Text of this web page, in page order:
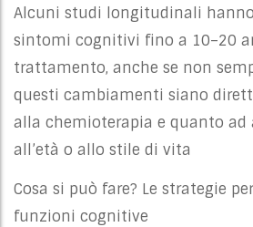
Alcuni studi longitudinali
sintomi cognitivi fino a 10–20
trattamento, anche se non
questi cambiamenti siano
alla chemioterapia e quanto
all’età o allo stile di vita
Cosa si può fare? Le strategie
funzioni cognitive